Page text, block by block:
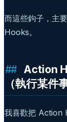
而這些鉤子，主
Hooks。
Action
（執行某件
我喜歡把 Action